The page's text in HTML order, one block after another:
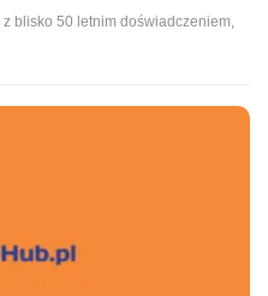
blisko 50 letnim doświadczeniem,